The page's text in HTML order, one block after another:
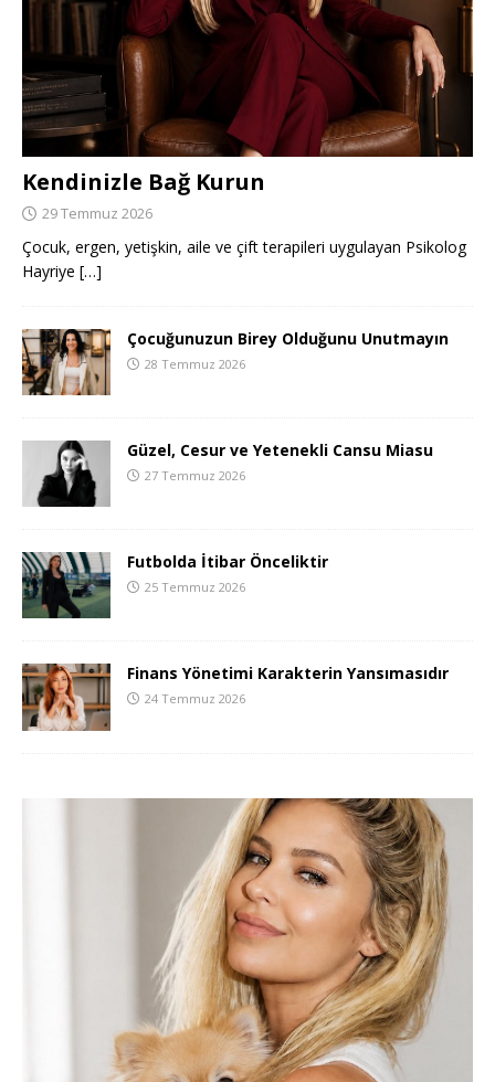
Kendinizle Bağ Kurun
29 Temmuz 2026
Çocuk, ergen, yetişkin, aile ve çift terapileri uygulayan Psikolog
Hayriye […]
Çocuğunuzun Birey Olduğunu Unutmayın
28 Temmuz 2026
Güzel, Cesur ve Yetenekli Cansu Miasu
27 Temmuz 2026
Futbolda İtibar Önceliktir
25 Temmuz 2026
Finans Yönetimi Karakterin Yansımasıdır
24 Temmuz 2026